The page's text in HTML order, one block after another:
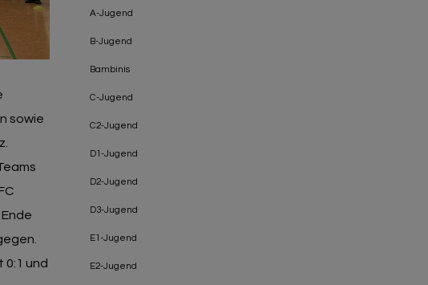
sowie
und
A-Jugend
B-Jugend
Bambinis
C-Jugend
C2-Jugend
D1-Jugend
D2-Jugend
D3-Jugend
E1-Jugend
E2-Jugend